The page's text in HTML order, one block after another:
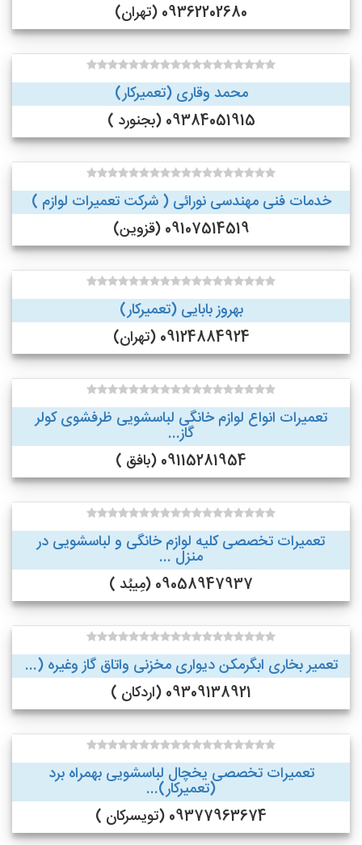
09362202680 (تهران)
محمد وقاری (تعمیرکار)
09384051915 (بجنورد )
خدمات فنی مهندسی نورائی ( شرکت تعمیرات لوازم )
09107514519 (قزوین)
بهروز بابایی (تعمیرکار)
09124884924 (تهران)
تعمیرات انواع لوازم خانگی لباسشویی ظرفشوی کولر
گاز...
09115281954 (بافق )
تعمیرات تخصصی کلیه لوازم خانگی و لباسشویی در
منزل ...
09058947937 (مِیبُد )
تعمیر بخاری ابگرمکن دیواری مخزنی واتاق گاز وغیره (...
09309138921 (اردکان )
تعمیرات تخصصی یخچال لباسشویی بهمراه برد
(تعمیرکار)...
09377963674 (تویسرکان )